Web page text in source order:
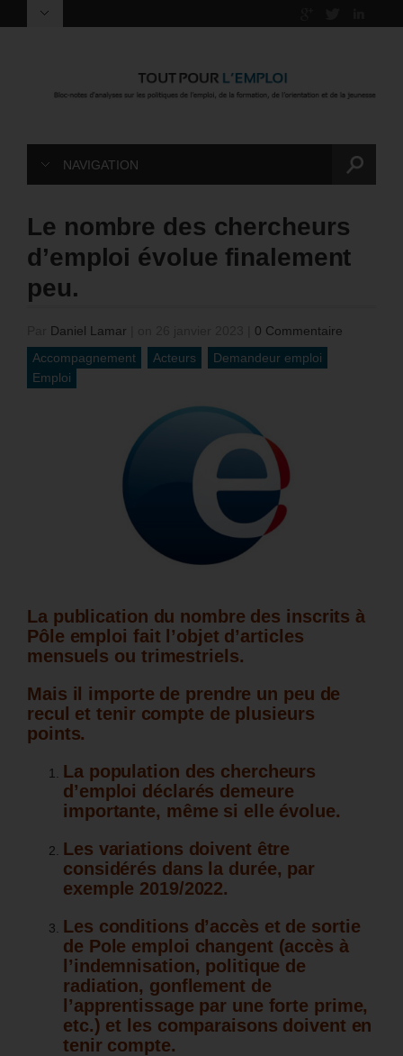
NAVIGATION
Le nombre des chercheurs
d’emploi évolue finalement
peu.
Daniel Lamar
0 Commentaire
Accompagnement
Acteurs
Demandeur emploi
Emploi
La publication du nombre des inscrits à
Pôle emploi fait l’objet d’articles
mensuels ou trimestriels.
Mais il importe de prendre un peu de
recul et tenir compte de plusieurs
points.
La population des chercheurs
d’emploi déclarés demeure
importante, même si elle évolue.
Les variations doivent être
considérés dans la durée, par
exemple 2019/2022.
Les conditions d’accès et de sortie
de Pole emploi changent (accès à
l’indemnisation, politique de
radiation, gonflement de
l’apprentissage par une forte prime,
etc.) et les comparaisons doivent en
tenir compte.